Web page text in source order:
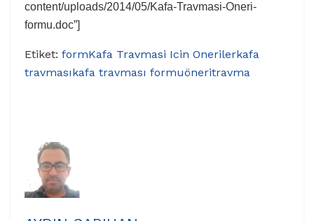
content/uploads/2014/05/Kafa-Travmasi-Oneri-
formu.doc”]
Etiket: formKafa Travmasi Icin Onerilerkafa
travmasıkafa travması formuöneritravma